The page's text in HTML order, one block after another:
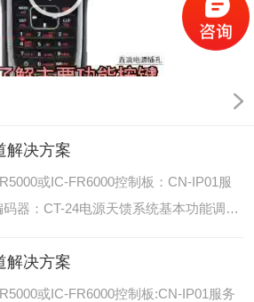
解决方案
或IC-FR6000控制板：CN-IP01服
器：CT-24电源天馈系统基本功能调度
电台具备GPS数据上传功能。而GPS定
的标
解决方案
或IC-FR6000控制板:CN-IP01服务